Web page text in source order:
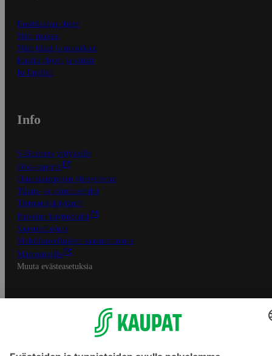
Ensitilaajan ohjeet
Näin maksat
Näin tilaat ja muokkaat
Kaikki ohjeet ja vinkit
In English
Info
S-Business yrityksille
Oiva-raportit
Osuuskauppojen yhteystiedot
Tilaus- ja toimitusehdot
Tietosuojakäytäntö
Palvelun käyttöehdot
Saavutettavuus
Mobiilisovelluksen saavutettavuus
Mainostajalle
Muuta evästeasetuksia
S-ryhmän palvelut